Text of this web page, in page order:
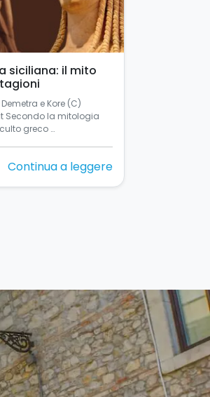
siciliana: il mito
e Kore (C)
Secondo la mitologia
greco …
Continua a leggere